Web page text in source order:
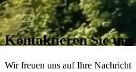
Kontaktieren Sie uns
Wir freuen uns auf Ihre Nachricht